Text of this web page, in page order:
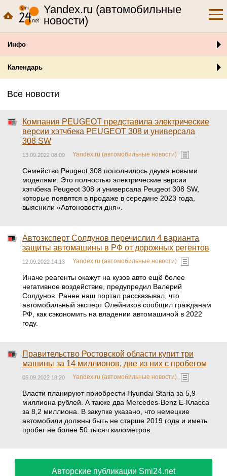
Yandex.ru (автомобильные
новости)
Инфо
Календарь
Все новости
Компания PEUGEOT представила электрические
версии хэтчбека PEUGEOT 308 и универсала
308 SW
13.09.2022 08:09 Yandex.ru (автомобильные новости)
Семейство Peugeot 308 пополнилось двумя новыми
моделями. Это полностью электрические версии
хэтчбека Peugeot 308 и универсала Peugeot 308 SW,
которые появятся в продаже в середине 2023 года,
выяснили «Автоновости дня».
Автоэксперт Солдунов перечислил 4 варианта
защиты автомашины в РФ от дорожных регентов
12.09.2022 14:13 Yandex.ru (автомобильные новости)
Иначе реагенты окажут на кузов авто ещё более
негативное воздействие, предупредил Валерий
Солдунов. Ранее наш портал рассказывал, что
автомобильный эксперт Олейников сообщил гражданам
РФ, как сэкономить на владении автомашиной в 2022
году.
Правительство Ростовской области купит три
машины за 14 миллионов, две из них с пробегом
05.09.2022 18:20 Yandex.ru (автомобильные новости)
Власти планируют приобрести Hyundai Staria за 5,9
миллиона рублей. А также два Mercedes-Benz E-Класса
за 8,2 миллиона. В закупке указано, что немецкие
автомобили должны быть не старше 2019 года и иметь
пробег не более 50 тысяч километров.
Авторские публикации Smi24.net